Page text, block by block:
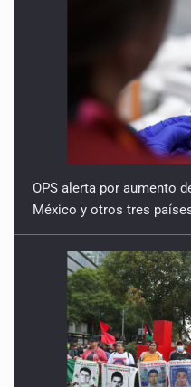
OPS alerta por aumento
México y otros tres